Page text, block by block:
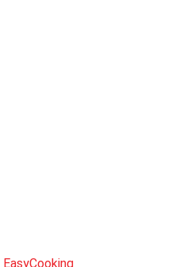
EasyCooking